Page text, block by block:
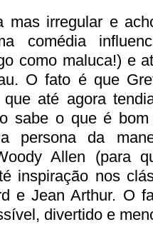
mas irregular e
comédia
como maluca!) e
O fato é que
que até agora
sabe o que é
persona da
Allen (para
inspiração nos
e Jean Arthur. O
divertido e